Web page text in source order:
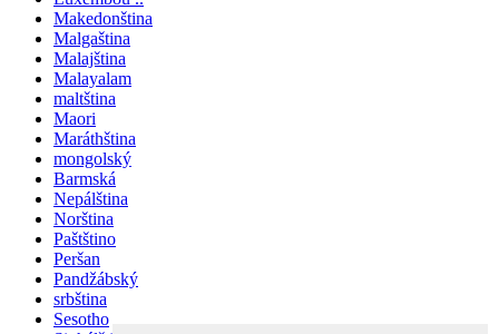
Makedonština
Malgaština
Malajština
Malayalam
maltština
Maori
Maráthština
mongolský
Barmská
Nepálština
Norština
Paštštino
Peršan
Pandžábský
srbština
Sesotho